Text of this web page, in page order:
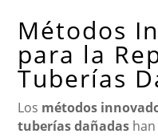
Métodos
para la
Tuberías
Los métodos
tuberías dañadas